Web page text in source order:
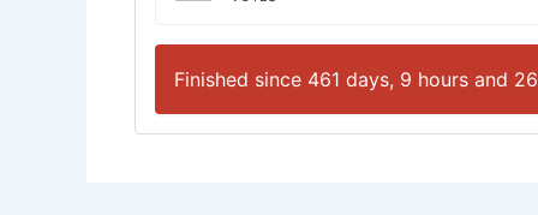
Finished since 461 days, 9 hours and